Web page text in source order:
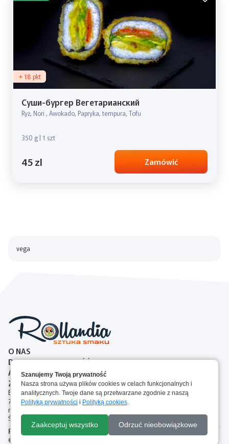
+ 18 pkt
Суши-бургер Вегетарианский
Ryż, Nori , Awokado, Papryka, tempura, Tofu
350 g | 1 szt
45 zl Zamówić
vega
Do koszyka
O NAS
DOSTAWA I PŁATNOŚĆ
ALERGENY
ZASADY ZWROTOW
Brejskiego 2A, 87-100 Toruń, Polska
727 00 77 44
rollandia.torun@gmail.com
Śledź nas:
© Rollandia 2025. Wszelkie prawa zastrzeżone
Polityka Plików Cookie Regulamin
Szanujemy Twoją prywatność
Nasza strona używa plików cookies w celach funkcjonalnych i
analitycznych. Twoje dane są przetwarzane zgodnie z naszą
Polityką prywatności i Polityką cookies.
Zaakceptuj wszystko Odrzuć nieobowiązkowe